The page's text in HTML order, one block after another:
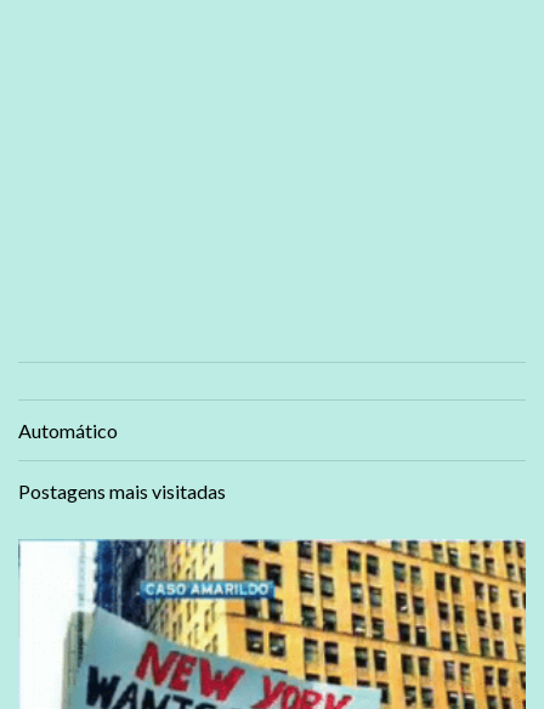
Automático
Postagens mais visitadas